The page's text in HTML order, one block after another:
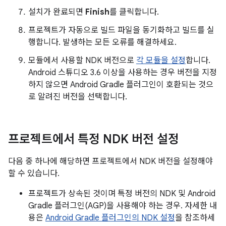
설치가 완료되면 Finish를 클릭합니다.
프로젝트가 자동으로 빌드 파일을 동기화하고 빌드를 실
행합니다. 발생하는 모든 오류를 해결하세요.
모듈에서 사용할 NDK 버전으로 각 모듈을 설정합니다.
Android 스튜디오 3.6 이상을 사용하는 경우 버전을 지정
하지 않으면 Android Gradle 플러그인이 호환되는 것으
로 알려진 버전을 선택합니다.
프로젝트에서 특정 NDK 버전 설정
다음 중 하나에 해당하면 프로젝트에서 NDK 버전을 설정해야
할 수 있습니다.
프로젝트가 상속된 것이며 특정 버전의 NDK 및 Android
Gradle 플러그인(AGP)을 사용해야 하는 경우. 자세한 내
용은 Android Gradle 플러그인의 NDK 설정을 참조하세